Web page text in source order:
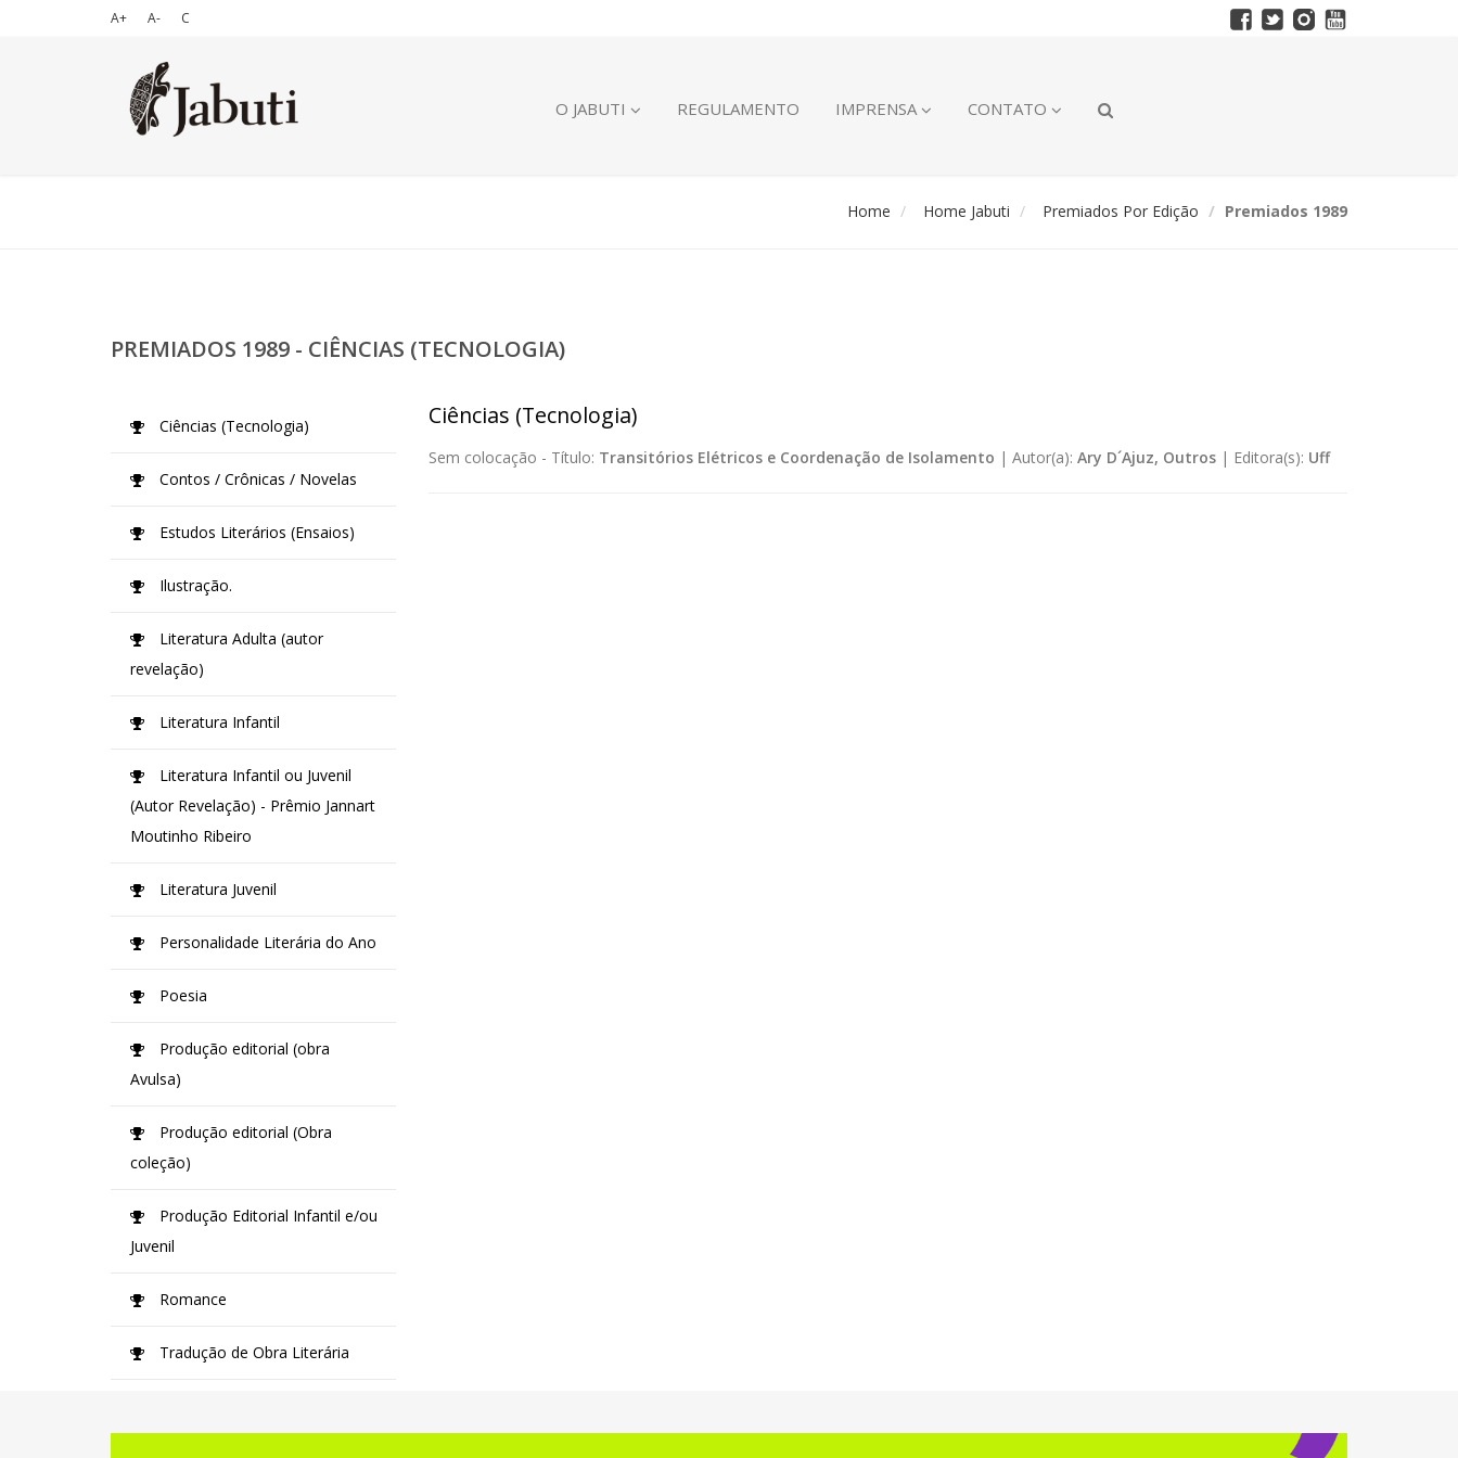
A+ A- C
O JABUTI REGULAMENTO IMPRENSA CONTATO
Home Home Jabuti Premiados Por Edição Premiados 1989
PREMIADOS 1989 - CIÊNCIAS (TECNOLOGIA)
Ciências (Tecnologia)
Sem colocação - Título: Transitórios Elétricos e Coordenação de Isolamento | Autor(a): Ary D´Ajuz, Outros| Editora(s): Uff
Ciências (Tecnologia)
Contos / Crônicas / Novelas
Estudos Literários (Ensaios)
Ilustração.
Literatura Adulta (autor
revelação)
Literatura Infantil
Literatura Infantil ou Juvenil
(Autor Revelação) - Prêmio Jannart
Moutinho Ribeiro
Literatura Juvenil
Personalidade Literária do Ano
Poesia
Produção editorial (obra
Avulsa)
Produção editorial (Obra
coleção)
Produção Editorial Infantil e/ou
Juvenil
Romance
Tradução de Obra Literária